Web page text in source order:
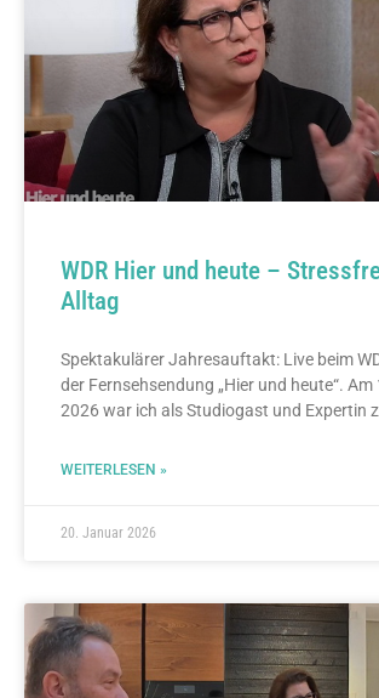
WDR Hier und heute –
Alltag
Spektakulärer Jahresauftakt: Live beim
der Fernsehsendung „Hier und heute“.
2026 war ich als Studiogast und Expertin
WEITERLESEN »
20. Januar 2026